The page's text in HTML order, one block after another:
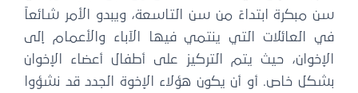
سن مبكرة ابتداءً من سن التاسعة، ويبدو الأمر شائعاً
في العائلات التي ينتمي فيها الآباء والأعمام إلى
الإخوان، حيث يتم التركيز على أطفال أعضاء الإخوان
بشكل خاص. أو أن يكون هؤلاء الإخوة الجدد قد نشؤوا